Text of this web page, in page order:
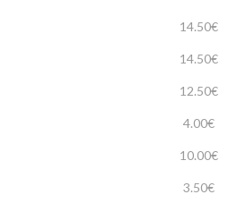
14.50€
14.50€
12.50€
4.00€
10.00€
3.50€